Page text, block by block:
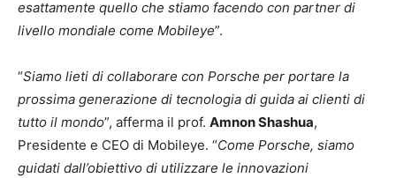
esattamente quello che stiamo facendo con partner di
livello mondiale come Mobileye”.
“Siamo lieti di collaborare con Porsche per portare la
prossima generazione di tecnologia di guida ai clienti di
tutto il mondo”, afferma il prof. Amnon Shashua,
Presidente e CEO di Mobileye. “Come Porsche, siamo
guidati dall’obiettivo di utilizzare le innovazioni